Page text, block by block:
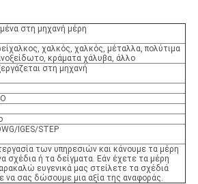
στη μηχανή μέρη
χαλκός, χαλκός, μέταλλα, πολύτιμα
κράματα χάλυβα, άλλο
στη μηχανή
IGES/STEP
των υπηρεσιών και κάνουμε τα μέρη
σχέδια ή τα δείγματα. Εάν έχετε τα μέρη
ευγενικά μας στείλετε τα σχέδιά
να σας δώσουμε μια αξία της αναφοράς.